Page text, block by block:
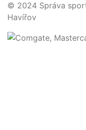
© 2024 Správa
Havířov